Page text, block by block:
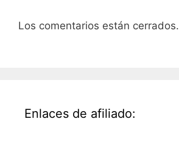
Los comentarios están cerrados.
Enlaces de afiliado: